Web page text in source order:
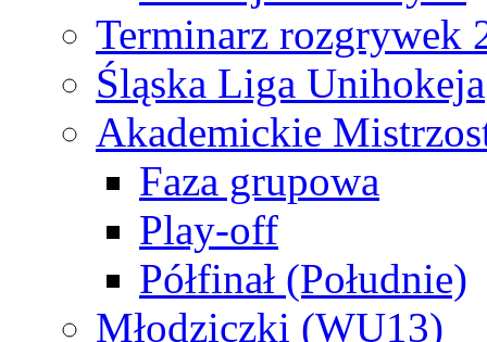
Terminarz rozgrywek
Śląska Liga Unihokeja
Akademickie
Faza grupowa
Play-off
Półfinał (Południe)
Młodziczki (WU13)